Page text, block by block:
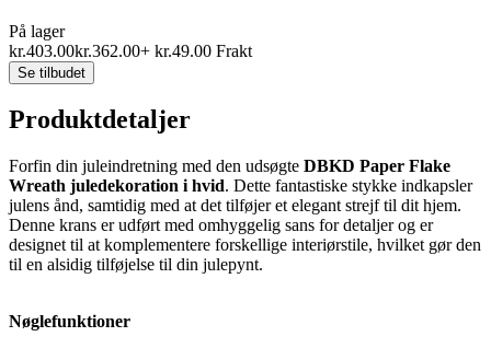
På lager
kr.403.00kr.362.00+ kr.49.00 Frakt
Se tilbudet
Produktdetaljer
Forfin din juleindretning med den udsøgte DBKD Paper Flake
Wreath juledekoration i hvid. Dette fantastiske stykke indkapsler
julens ånd, samtidig med at det tilføjer et elegant strejf til dit hjem.
Denne krans er udført med omhyggelig sans for detaljer og er
designet til at komplementere forskellige interiørstile, hvilket gør den
til en alsidig tilføjelse til din julepynt.
Nøglefunktioner